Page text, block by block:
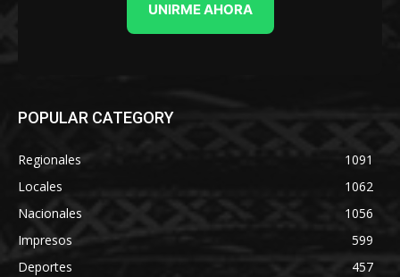
UNIRME AHORA
POPULAR CATEGORY
Regionales
1091
Locales
1062
Nacionales
1056
Impresos
599
Deportes
457